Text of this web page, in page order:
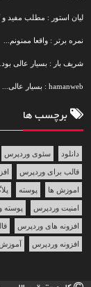
لیان استور : مطلب مفید و
نمره برتر : واقعا ممنونم...
شریف بار : بسیار عالی
hamanweb : بسیار عالی...
برچسب ها
دانلود سئوی وردپرس
قالب برای وردپرس
اموزش ها پوسته
امنیت وردپرس پوسته
افزونه های وردپرس
افزونه وردپرس